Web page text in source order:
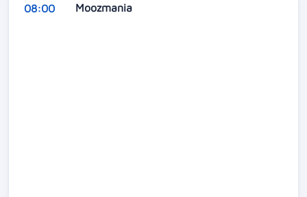
08:00 Moozmania